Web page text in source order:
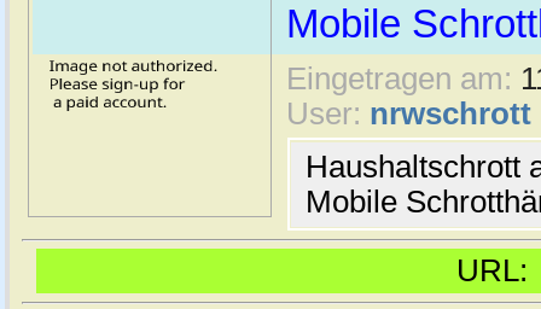
Mobile
Eingetragen am:
User: nrwschrott
Haushaltschrott
Mobile